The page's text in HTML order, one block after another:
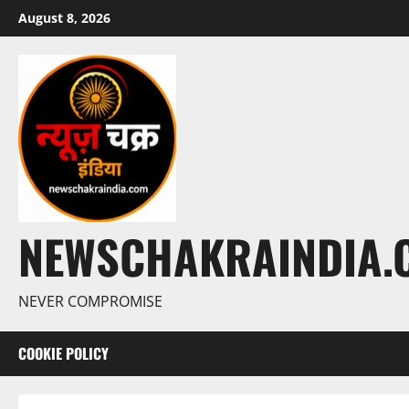
August 8, 2026
NEVER COMPROMISE
COOKIE POLICY